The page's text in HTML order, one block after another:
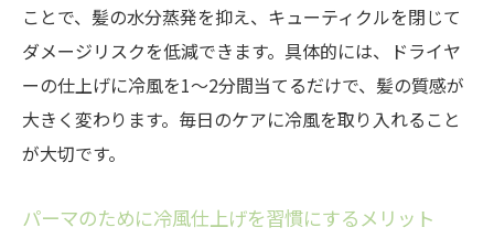
例
パーマ後の正しいケアでカールを守る方法
パーマのダメージを防ぐためのケアポイン
ト
パーマの持続に有効な日々の習慣を解説
ふんわり感を保つパーマの乾かし方
ことで、髪の水分蒸発を抑え、キューティクルを閉じて
ダメージリスクを低減できます。具体的には、ドライヤ
ーの仕上げに冷風を1〜2分間当てるだけで、髪の質感が
大きく変わります。毎日のケアに冷風を取り入れること
が大切です。
パーマのために冷風仕上げを習慣にするメリット